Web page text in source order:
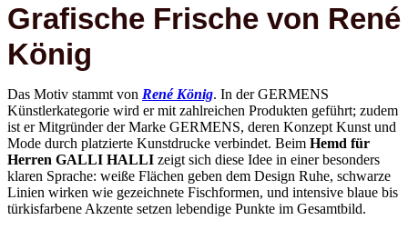
Grafische Frische von René
König
Das Motiv stammt von René König. In der GERMENS
Künstlerkategorie wird er mit zahlreichen Produkten geführt; zudem
ist er Mitgründer der Marke GERMENS, deren Konzept Kunst und
Mode durch platzierte Kunstdrucke verbindet. Beim Hemd für
Herren GALLI HALLI zeigt sich diese Idee in einer besonders
klaren Sprache: weiße Flächen geben dem Design Ruhe, schwarze
Linien wirken wie gezeichnete Fischformen, und intensive blaue bis
türkisfarbene Akzente setzen lebendige Punkte im Gesamtbild.